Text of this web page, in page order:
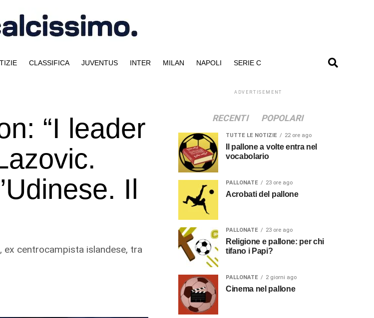
CLASSIFICA JUVENTUS INTER MILAN NAPOLI SERIE C
“I leader
Il
ex centrocampista islandese, tra
ADVERTISEMENT
RECENTI POPOLARI
TUTTE LE NOTIZIE 22 ore ago
Il pallone a volte entra nel
vocabolario
PALLONATE 23 ore ago
Acrobati del pallone
PALLONATE 23 ore ago
Religione e pallone: per chi
tifano i Papi?
PALLONATE 2 giorni ago
Cinema nel pallone